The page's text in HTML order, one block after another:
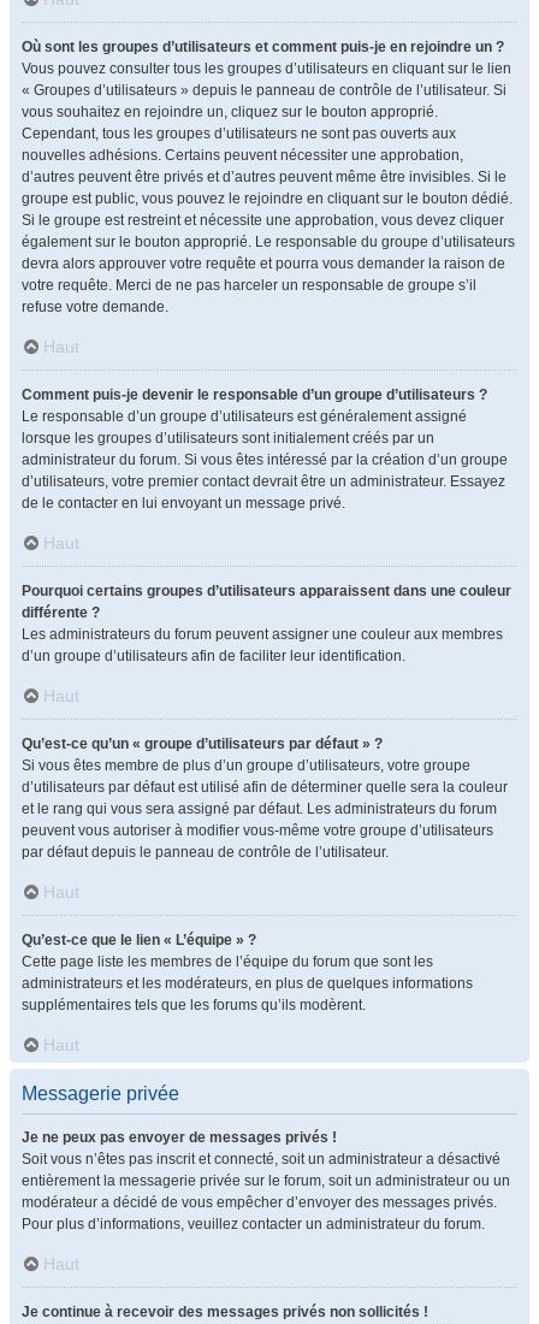
Où sont les groupes d’utilisateurs et comment puis-je en rejoindre un ?
Vous pouvez consulter tous les groupes d’utilisateurs en cliquant sur le lien
« Groupes d’utilisateurs » depuis le panneau de contrôle de l’utilisateur. Si
vous souhaitez en rejoindre un, cliquez sur le bouton approprié.
Cependant, tous les groupes d’utilisateurs ne sont pas ouverts aux
nouvelles adhésions. Certains peuvent nécessiter une approbation,
d’autres peuvent être privés et d’autres peuvent même être invisibles. Si le
groupe est public, vous pouvez le rejoindre en cliquant sur le bouton dédié.
Si le groupe est restreint et nécessite une approbation, vous devez cliquer
également sur le bouton approprié. Le responsable du groupe d’utilisateurs
devra alors approuver votre requête et pourra vous demander la raison de
votre requête. Merci de ne pas harceler un responsable de groupe s’il
refuse votre demande.
Haut
Comment puis-je devenir le responsable d’un groupe d’utilisateurs ?
Le responsable d’un groupe d’utilisateurs est généralement assigné
lorsque les groupes d’utilisateurs sont initialement créés par un
administrateur du forum. Si vous êtes intéressé par la création d’un groupe
d’utilisateurs, votre premier contact devrait être un administrateur. Essayez
de le contacter en lui envoyant un message privé.
Haut
Pourquoi certains groupes d’utilisateurs apparaissent dans une couleur
différente ?
Les administrateurs du forum peuvent assigner une couleur aux membres
d’un groupe d’utilisateurs afin de faciliter leur identification.
Haut
Qu’est-ce qu’un « groupe d’utilisateurs par défaut » ?
Si vous êtes membre de plus d’un groupe d’utilisateurs, votre groupe
d’utilisateurs par défaut est utilisé afin de déterminer quelle sera la couleur
et le rang qui vous sera assigné par défaut. Les administrateurs du forum
peuvent vous autoriser à modifier vous-même votre groupe d’utilisateurs
par défaut depuis le panneau de contrôle de l’utilisateur.
Haut
Qu’est-ce que le lien « L’équipe » ?
Cette page liste les membres de l’équipe du forum que sont les
administrateurs et les modérateurs, en plus de quelques informations
supplémentaires tels que les forums qu’ils modèrent.
Haut
Messagerie privée
Je ne peux pas envoyer de messages privés !
Soit vous n’êtes pas inscrit et connecté, soit un administrateur a désactivé
entièrement la messagerie privée sur le forum, soit un administrateur ou un
modérateur a décidé de vous empêcher d’envoyer des messages privés.
Pour plus d’informations, veuillez contacter un administrateur du forum.
Haut
Je continue à recevoir des messages privés non sollicités !